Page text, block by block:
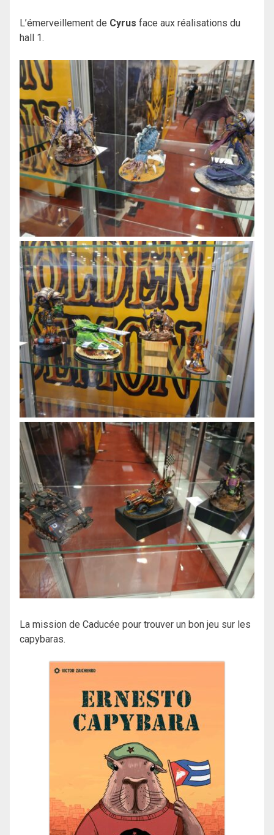
L’émerveillement de Cyrus face aux réalisations du
hall 1.
La mission de Caducée pour trouver un bon jeu sur les
capybaras.